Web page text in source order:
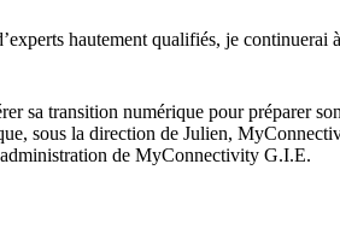
hautement qualifiés, je
transition numérique pour préparer
sous la direction de Julien,
de MyConnectivity G.I.E.